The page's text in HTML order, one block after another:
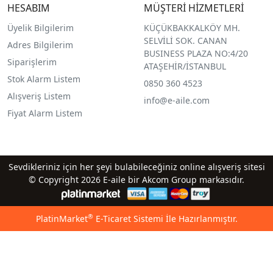
HESABIM
Üyelik Bilgilerim
Adres Bilgilerim
Siparişlerim
Stok Alarm Listem
Alışveriş Listem
Fiyat Alarm Listem
MÜŞTERİ HİZMETLERİ
KÜÇÜKBAKKALKÖY MH.
SELVİLİ SOK. CANAN
BUSINESS PLAZA NO:4/20
ATAŞEHİR/İSTANBUL
0850 360 4523
info@e-aile.com
Sevdikleriniz için her şeyi bulabileceğiniz online alışveriş sitesi
© Copyright 2026 E-aile bir Akcom Group markasıdır.
PlatinMarket®E-Ticaret Sistemi İle Hazırlanmıştır.